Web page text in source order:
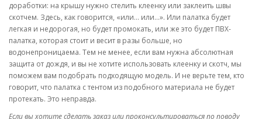
доработки: на крышу нужно стелить клеенку или заклеить швы
скотчем. Здесь, как говорится, «или… или…». Или палатка будет
легкая и недорогая, но будет промокать, или же это будет ПВХ-
палатка, которая стоит и весит в разы больше, но
водонепроницаема. Тем не менее, если вам нужна абсолютная
защита от дождя, и вы не хотите использовать клеенку и скотч, мы
поможем вам подобрать подходящую модель. И не верьте тем, кто
говорит, что палатка с тентом из подобного материала не будет
протекать. Это неправда.
Если вы хотите сделать заказ или проконсультироваться по поводу